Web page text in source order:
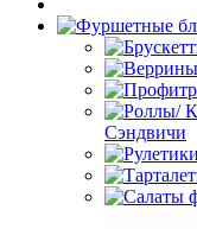
Сэндвичи